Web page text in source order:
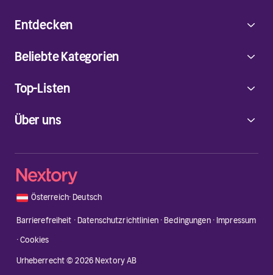
Über uns
Entdecken
Beliebte Kategorien
Top-Listen
🇦🇹 Österreich·Deutsch
Barrierefreiheit ·Datenschutzrichtlinien·Bedingungen· Impressum
·Cookies
Urheberrecht © 2026 Nextory AB